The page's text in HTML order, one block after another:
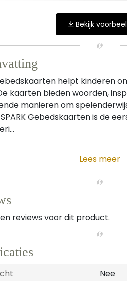
Bekijk
helpt kinderen
kaarten bieden woorden,
manieren om
Gebedskaarten is de
Lees meer
reviews voor dit product.
Nee